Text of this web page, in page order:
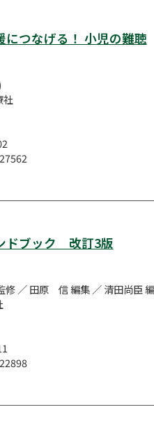
つなげる！ 小児の難聴
社
ドブック 改訂3版
修 ／ 田原 信 編集 ／ 清田尚臣